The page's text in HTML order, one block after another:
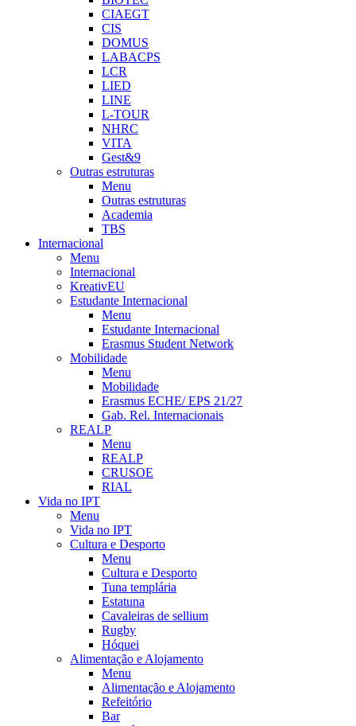
CIAEGT
CIS
DOMUS
LABACPS
LCR
LIED
LINE
L-TOUR
NHRC
VITA
Gest&9
Outras estruturas
Menu
Outras estruturas
Academia
TBS
Internacional
Menu
Internacional
KreativEU
Estudante Internacional
Menu
Estudante Internacional
Erasmus Student Network
Mobilidade
Menu
Mobilidade
Erasmus ECHE/ EPS 21/27
Gab. Rel. Internacionais
REALP
Menu
REALP
CRUSOE
RIAL
Vida no IPT
Menu
Vida no IPT
Cultura e Desporto
Menu
Cultura e Desporto
Tuna templária
Estatuna
Cavaleiras de sellium
Rugby
Hóquei
Alimentação e Alojamento
Menu
Alimentação e Alojamento
Refeitório
Bar